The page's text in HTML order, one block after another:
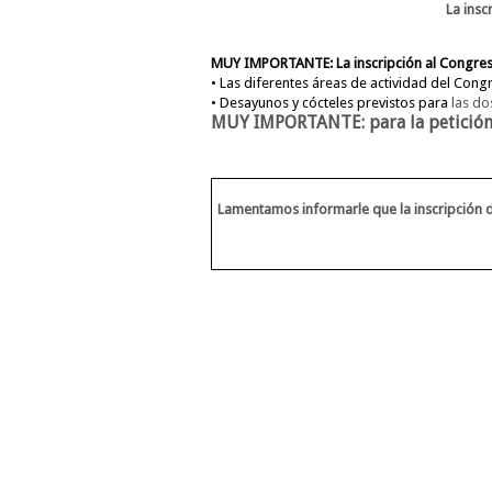
La
MUY IMPORTANTE: La inscripción al
• Las diferentes áreas de actividad del
• Desayunos y cócteles previstos para las
MUY IMPORTANTE: para la
Lamentamos informarle que la inscripción